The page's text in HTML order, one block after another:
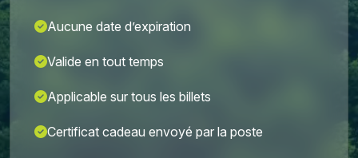
Aucune date d’expiration
Valide en tout temps
Applicable sur tous les billets
Certificat cadeau envoyé par la poste